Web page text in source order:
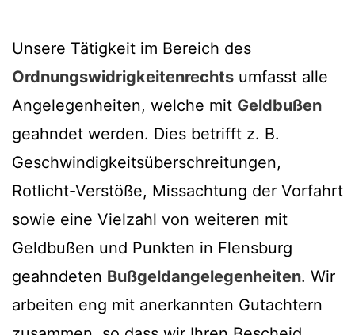
Unsere Tätigkeit im Bereich des
Ordnungswidrigkeitenrechts umfasst alle
Angelegenheiten, welche mit Geldbußen
geahndet werden. Dies betrifft z. B.
Geschwindigkeitsüberschreitungen,
Rotlicht-Verstöße, Missachtung der Vorfahrt
sowie eine Vielzahl von weiteren mit
Geldbußen und Punkten in Flensburg
geahndeten Bußgeldangelegenheiten. Wir
arbeiten eng mit anerkannten Gutachtern